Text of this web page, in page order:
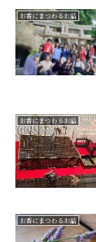
お香にまつわるお話
お香にまつわるお話
お香にまつわるお話